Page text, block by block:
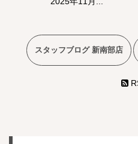
スタッフブログ 新南部店